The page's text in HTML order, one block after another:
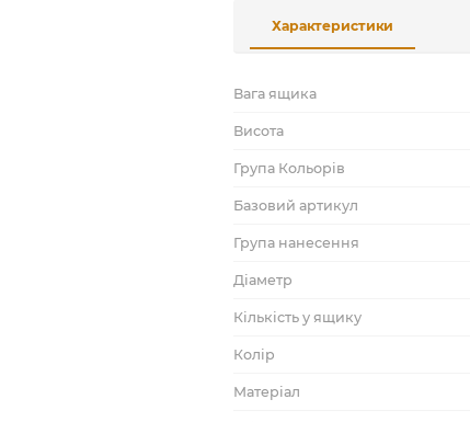
Характеристики
Вага ящика
Висота
Група Кольорів
Базовий артикул
Група нанесення
Діаметр
Кількість у ящику
Колір
Матеріал